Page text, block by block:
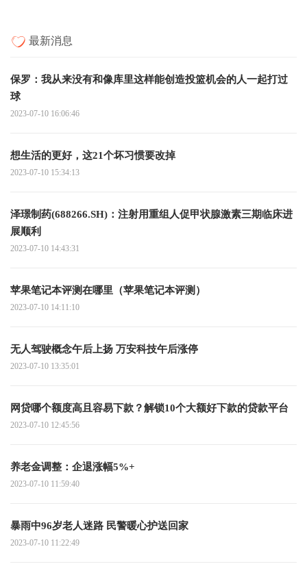
最新消息
保罗：我从来没有和像库里这样能创造投篮机会的人一起打过
球
2023-07-10 16:06:46
想生活的更好，这21个坏习惯要改掉
2023-07-10 15:34:13
泽璟制药(688266.SH)：注射用重组人促甲状腺激素三期临床进
展顺利
2023-07-10 14:43:31
苹果笔记本评测在哪里（苹果笔记本评测）
2023-07-10 14:11:10
无人驾驶概念午后上扬 万安科技午后涨停
2023-07-10 13:35:01
网贷哪个额度高且容易下款？解锁10个大额好下款的贷款平台
2023-07-10 12:45:56
养老金调整：企退涨幅5%+
2023-07-10 11:59:40
暴雨中96岁老人迷路 民警暖心护送回家
2023-07-10 11:22:49